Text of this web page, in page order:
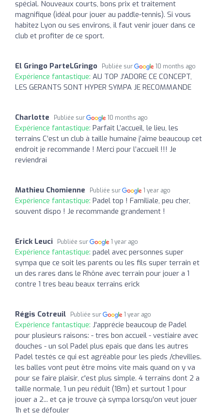
spécial. Nouveaux courts, bons prix et traitement
magnifique (idéal pour jouer au paddle-tennis). Si vous
habitez Lyon ou ses environs, il faut venir jouer dans ce
club et profiter de ce sport.
El Gringo ParteLGringo Publiée sur 10 months ago
Expérience fantastique: AU TOP J'ADORE CE CONCEPT,
LES GERANTS SONT HYPER SYMPA JE RECOMMANDE
Charlotte Publiée sur 10 months ago
Expérience fantastique: Parfait L’accueil, le lieu, les
terrains C’est un club à taille humaine j’aime beaucoup cet
endroit je recommande ! Merci pour l’accueil !!! Je
reviendrai
Mathieu Chomienne Publiée sur 1 year ago
Expérience fantastique: Padel top ! Familiale, peu cher,
souvent dispo ! Je recommande grandement !
Erick Leuci Publiée sur 1 year ago
Expérience fantastique: padel avec personnes super
sympa que ce soit les parents ou les fils super terrain et
un des rares dans le Rhône avec terrain pour jouer a 1
contre 1 tres beau beaux terrains erick
Régis Cotreuil Publiée sur 1 year ago
Expérience fantastique: J'apprécie beaucoup de Padel
pour plusieurs raisons: - tres bon accueil - vestiaire avec
douches - un sol Padel plus epais que dans les autres
Padel testés ce qui est agréable pour les pieds /chevilles.
les balles vont peut être moins vite mais quand on y va
pour se faire plaisir, c'est plus simple. 4 terrains dont 2 a
taille normale, 1 un peu réduit (18m) et surtout 1 pour
jouer a 2... et ça je trouve çà sympa lorsqu'on veut jouer
1h et se défouler